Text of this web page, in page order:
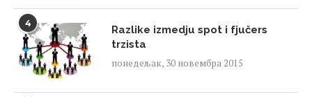
4
Razlike izmedju spot i fjučers
trzista
понедељак, 30 новембра 2015